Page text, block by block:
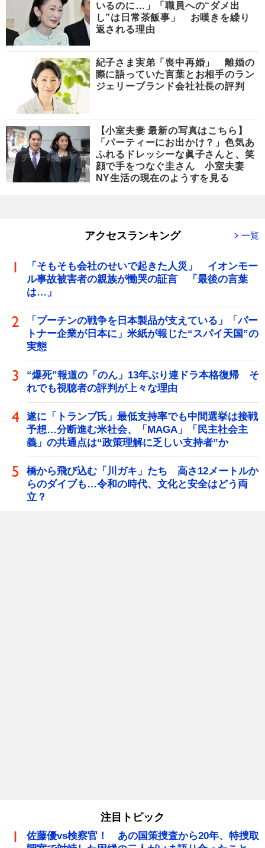
いるのに…」「職員への“ダメ出
し”は日常茶飯事」 お嘆きを繰り
返される理由
紀子さま実弟「喪中再婚」 離婚の
際に語っていた言葉とお相手のラン
ジェリーブランド会社社長の評判
【小室夫妻 最新の写真はこちら】
「パーティーにお出かけ？」色気あ
ふれるドレッシーな眞子さんと、笑
顔で手をつなぐ圭さん 小室夫妻
NY生活の現在のようすを見る
アクセスランキング 一覧
「そもそも会社のせいで起きた人災」 イオンモー
ル事故被害者の親族が慟哭の証言 「最後の言葉
は…」
「プーチンの戦争を日本製品が支えている」「パー
トナー企業が日本に」米紙が報じた“スパイ天国”の
実態
“爆死”報道の「のん」13年ぶり連ドラ本格復帰 そ
れでも視聴者の評判が上々な理由
遂に「トランプ氏」最低支持率でも中間選挙は接戦
予想…分断進む米社会、「MAGA」「民主社会主
義」の共通点は“政策理解に乏しい支持者”か
橋から飛び込む「川ガキ」たち 高さ12メートルか
らのダイブも…令和の時代、文化と安全はどう両
立？
注目トピック
佐藤優vs検察官！ あの国策捜査から20年、特捜取